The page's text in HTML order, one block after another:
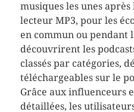
musiques les unes
lecteur MP3, pour les
en commun ou pendant
découvrirent les
classés par catégories,
téléchargeables sur le
Grâce aux influenceurs
détaillées, les